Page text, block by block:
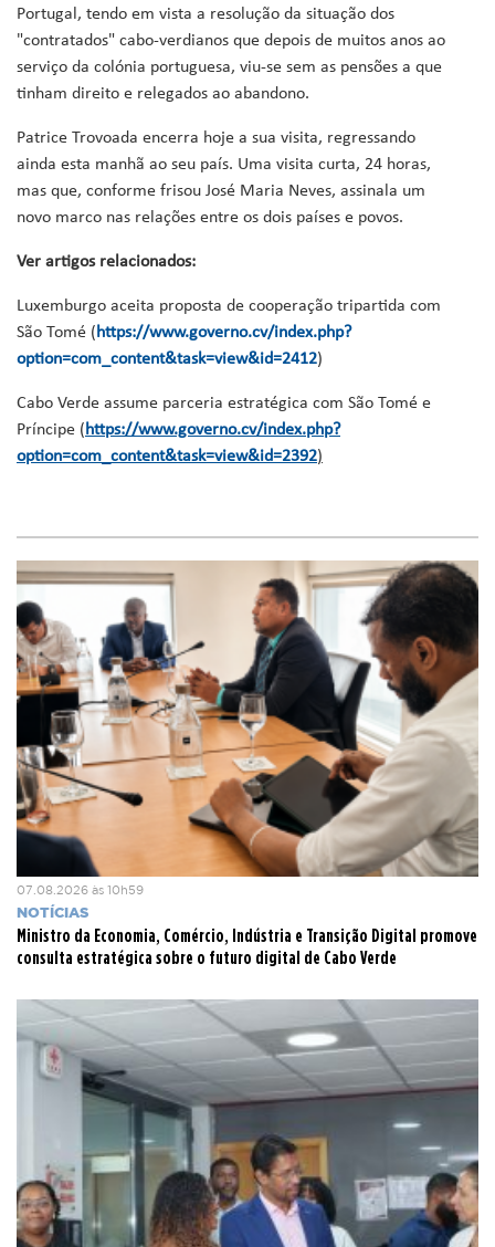
Portugal, tendo em vista a resolução da situação dos
"contratados" cabo-verdianos que depois de muitos anos ao
serviço da colónia portuguesa, viu-se sem as pensões a que
tinham direito e relegados ao abandono.
Patrice Trovoada encerra hoje a sua visita, regressando
ainda esta manhã ao seu país. Uma visita curta, 24 horas,
mas que, conforme frisou José Maria Neves, assinala um
novo marco nas relações entre os dois países e povos.
Ver artigos relacionados:
Luxemburgo aceita proposta de cooperação tripartida com
São Tomé (https://www.governo.cv/index.php?
option=com_content&task=view&id=2412)
Cabo Verde assume parceria estratégica com São Tomé e
Príncipe (https://www.governo.cv/index.php?
option=com_content&task=view&id=2392)
07.08.2026 às 10h59
NOTÍCIAS
Ministro da Economia, Comércio, Indústria e Transição Digital promove
consulta estratégica sobre o futuro digital de Cabo Verde